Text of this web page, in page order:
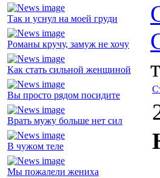
Так и уснул на моей груди
Романы кручу, замуж не хочу
Как стать сильной женщиной
Вы просто рядом посидите
Врать мужу больше нет сил
В чужом теле
Мы пожалели жениха